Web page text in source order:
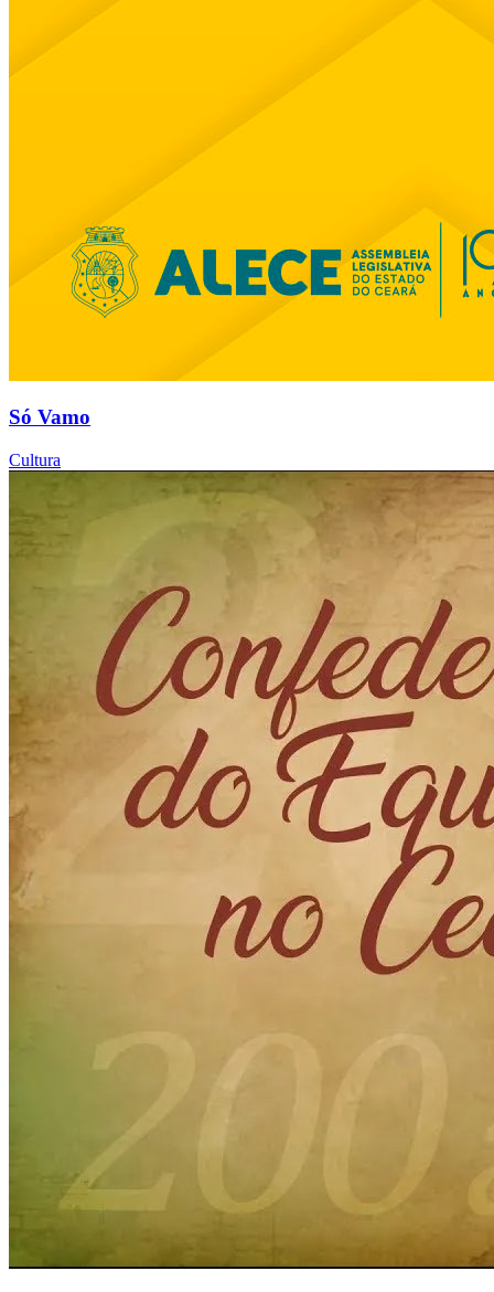
Só Vamo
Cultura